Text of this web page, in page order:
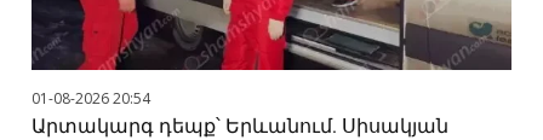
01-08-2026 20:54
Արտակարգ դեպք՝ Երևանում. Սիսակյան